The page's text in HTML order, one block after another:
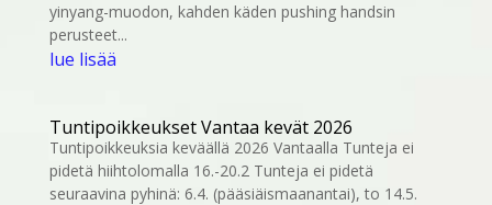
yinyang-muodon, kahden käden pushing handsin
perusteet...
lue lisää
Tuntipoikkeukset Vantaa kevät 2026
Tuntipoikkeuksia keväällä 2026 Vantaalla Tunteja ei
pidetä hiihtolomalla 16.-20.2 Tunteja ei pidetä
seuraavina pyhinä: 6.4. (pääsiäismaanantai), to 14.5.